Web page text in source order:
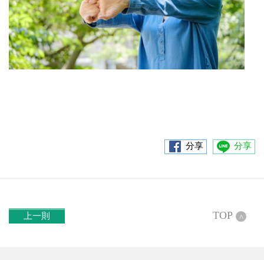
分享 分享
上一則 TOP ^